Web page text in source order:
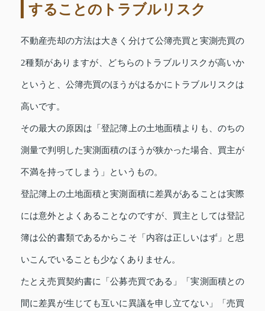
することのトラブルリスク
不動産売却の方法は大きく分けて公簿売買と実測売買の
2種類がありますが、どちらのトラブルリスクが高いか
というと、公簿売買のほうがはるかにトラブルリスクは
高いです。
その最大の原因は「登記簿上の土地面積よりも、のちの
測量で判明した実測面積のほうが狭かった場合、買主が
不満を持ってしまう」というもの。
登記簿上の土地面積と実測面積に差異があることは実際
には意外とよくあることなのですが、買主としては登記
簿は公的書類であるからこそ「内容は正しいはず」と思
いこんでいることも少なくありません。
たとえ売買契約書に「公募売買である」「実測面積との
間に差異が生じても互いに異議を申し立てない」「売買